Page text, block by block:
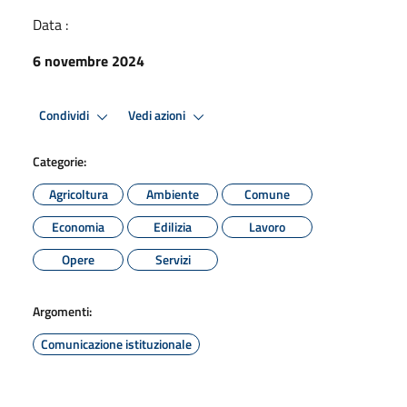
Data :
6 novembre 2024
Condividi Vedi azioni
Categorie:
Agricoltura
Ambiente
Comune
Economia
Edilizia
Lavoro
Opere
Servizi
Argomenti:
Comunicazione istituzionale